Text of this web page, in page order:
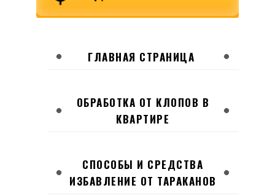
ГЛАВНАЯ СТРАНИЦА
ОБРАБОТКА ОТ КЛОПОВ В
КВАРТИРЕ
СПОСОБЫ И СРЕДСТВА
ИЗБАВЛЕНИЕ ОТ ТАРАКАНОВ